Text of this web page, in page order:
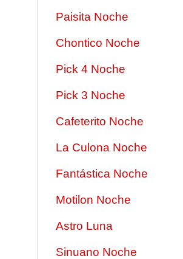
Paisita Noche
Chontico Noche
Pick 4 Noche
Pick 3 Noche
Cafeterito Noche
La Culona Noche
Fantástica Noche
Motilon Noche
Astro Luna
Sinuano Noche